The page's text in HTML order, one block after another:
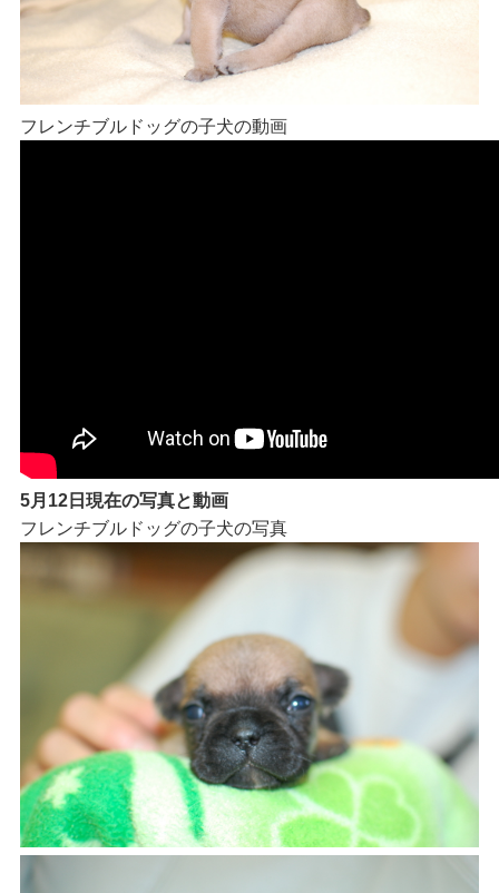
フレンチブルドッグの子犬の動画
5月12日現在の写真と動画
フレンチブルドッグの子犬の写真